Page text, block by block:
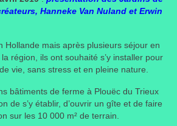
et arbustes
Hanneke Van Nuland et Erwin
Hollande mais après plusieurs séjour en
région, ils ont souhaité s’y installer pour
vie, sans stress et en pleine nature.
bâtiments de ferme à Plouëc du Trieux
de s’y établir, d’ouvrir un gîte et de faire
sur les 10 000 m² de terrain.